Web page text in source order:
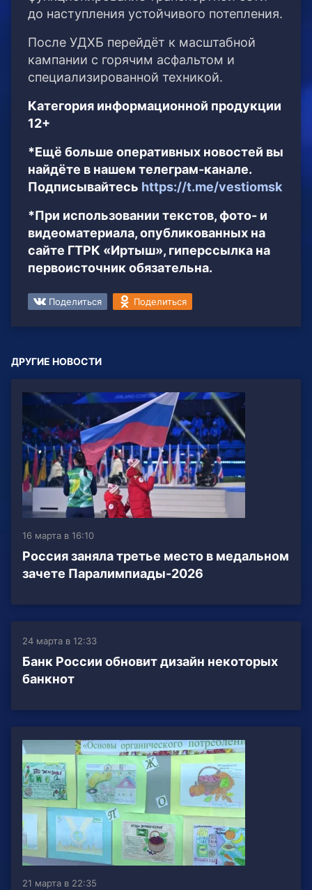
до наступления устойчивого потепления.
После УДХБ перейдёт к масштабной
кампании с горячим асфальтом и
специализированной техникой.
Категория информационной продукции
12+
*Ещё больше оперативных новостей вы
найдёте в нашем телеграм-канале.
Подписывайтесь https://t.me/vestiomsk
*При использовании текстов, фото- и
видеоматериала, опубликованных на
сайте ГТРК «Иртыш», гиперссылка на
первоисточник обязательна.
Поделиться Поделиться
ДРУГИЕ НОВОСТИ
16 марта в 16:10
Россия заняла третье место в медальном
зачете Паралимпиады-2026
24 марта в 12:33
Банк России обновит дизайн некоторых
банкнот
21 марта в 22:35